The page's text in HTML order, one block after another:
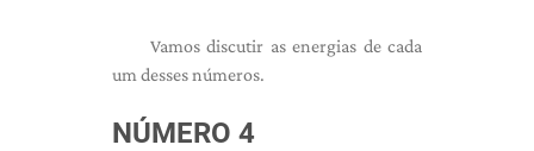
Vamos discutir as energias de cada
um desses números.
NÚMERO 4